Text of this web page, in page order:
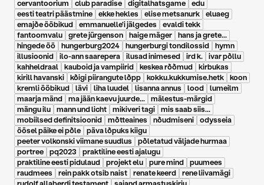
cervantoorium
club paradise digitalhatsgame
edu
eesti teatri päästmine
ekke hekles elise metsanurk
eluaeg
emajõe ööbikud
emmanuelle'i jälgedes
evaldi tekk
fantoomvalu
grete jürgenson haige mäger
hans ja grete...
hingede öö
hungerburg2024 hungerburgi tondilossid
hymn
illusioonid
ilo-ann saarepera ilusad inimesed ird k.
ivar põllu
kahheldraal
kauboid ja vampiirid keskea rõõmud
kirbukas
kirill havanski
kõigi piirangute lõpp kokku.kukkumise.hetk
koon
kremli ööbikud
lävi liha luudel lisanna annus lood
lumeilm
maarja mänd
ma jään kaevu juurde...
mälestus-märgid
mängu ilu
mann und licht mikiveri tagi
mis saab siis...
mobiilsed definitsioonid
mõtteaines nõudmiseni
odysseia
öösel päike ei põle
päva lõpuks kiigu
peeter volkonski viimane suudlus
põletatud väljade hurmaa
portree
pq2023
praktiline eesti ajalugu
praktiline eesti pidulaud
projekt elu pure mind
puumees
raudmees
rein pakk otsib naist renate keerd
rene liivamägi